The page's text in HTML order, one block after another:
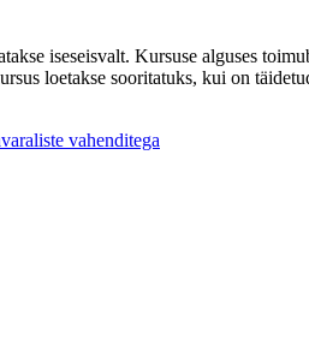
iseseisvalt. Kursuse alguses
loetakse sooritatuks, kui on
vahenditega